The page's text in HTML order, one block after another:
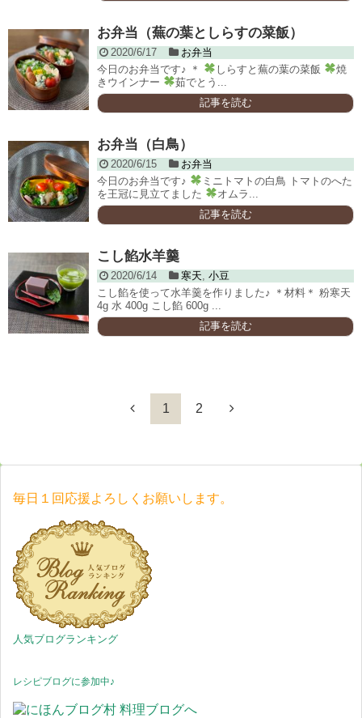
お弁当（蕪の葉としらすの菜飯）
2020/6/17
お弁当
今日のお弁当です♪ ＊
しらすと蕪の葉の菜飯
焼
きウインナー
茹でとう...
記事を読む
お弁当（白鳥）
2020/6/15
お弁当
今日のお弁当です♪
ミニトマトの白鳥 トマトのへた
を王冠に見立てました
オムラ...
記事を読む
こし餡水羊羹
2020/6/14 寒天 小豆
こし餡を使って水羊羹を作りました♪ ＊材料＊ 粉寒天
4g 水 400g こし餡 600g ...
記事を読む
1 2
毎日１回応援よろしくお願いします。
人気ブログランキング
レシピブログに参加中♪